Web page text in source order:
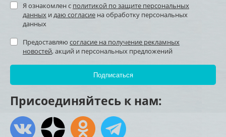
Я ознакомлен с политикой по защите персональных
данных и даю согласие на обработку персональных
данных
Предоставляю согласие на получение рекламных
новостей, акций и персональных предложений
Присоединяйтесь к нам: